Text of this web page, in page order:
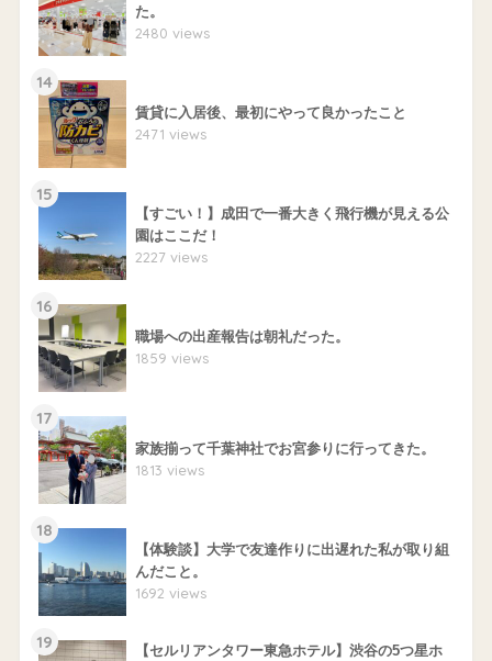
た。
2480 views
14
賃貸に入居後、最初にやって良かったこと
2471 views
15
【すごい！】成田で一番大きく飛行機が見える公
園はここだ！
2227 views
16
職場への出産報告は朝礼だった。
1859 views
17
家族揃って千葉神社でお宮参りに行ってきた。
1813 views
18
【体験談】大学で友達作りに出遅れた私が取り組
んだこと。
1692 views
19
【セルリアンタワー東急ホテル】渋谷の5つ星ホ